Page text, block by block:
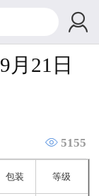

月21日
 5155
包装 等级